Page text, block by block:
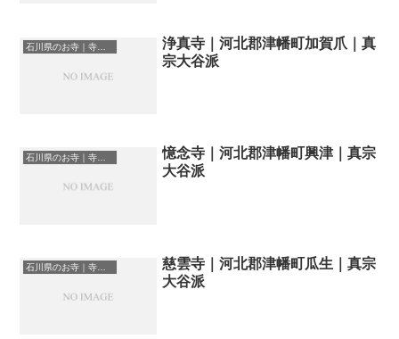
石川県のお寺｜寺院一覧
浄真寺｜河北郡津幡町加賀爪｜真
宗大谷派
石川県のお寺｜寺院一覧
憶念寺｜河北郡津幡町興津｜真宗
大谷派
石川県のお寺｜寺院一覧
慈雲寺｜河北郡津幡町瓜生｜真宗
大谷派